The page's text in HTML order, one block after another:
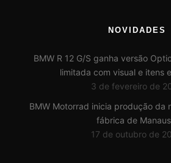
NOVIDADES
BMW R 12 G/S ganha versão
limitada com visual e itens
3 de fevereiro de
BMW Motorrad inicia produção da
fábrica de Manaus
17 de outubro de